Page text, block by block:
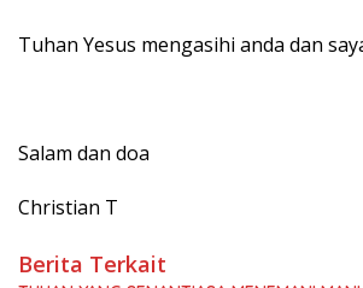
Tuhan Yesus mengasihi anda dan
Salam dan doa
Christian T
Berita Terkait